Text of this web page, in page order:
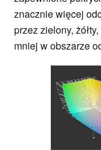
znacznie więcej
przez zielony,
mniej w obszarze